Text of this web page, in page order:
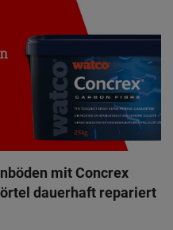
mit Concrex
dauerhaft repariert